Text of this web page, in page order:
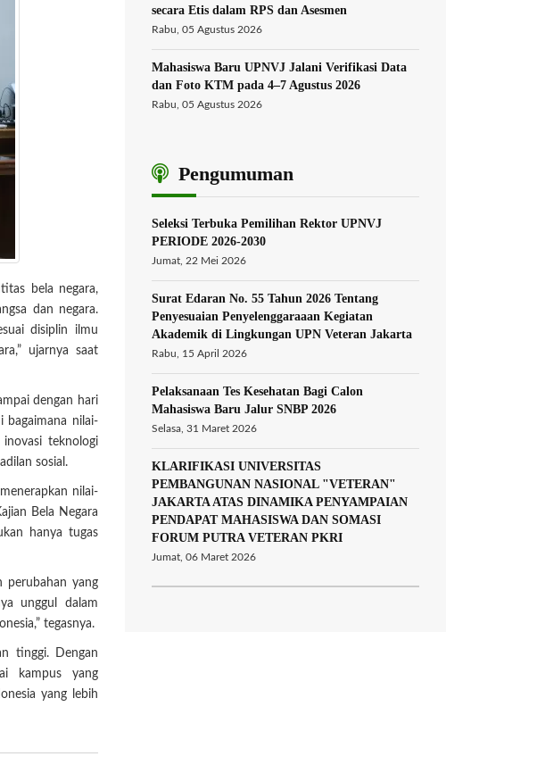
bela negara,
dan negara.
disiplin ilmu
ujarnya saat
dengan hari
bagaimana nilai-
teknologi
sosial.
nilai-
Bela Negara
hanya tugas
perubahan yang
unggul dalam
tegasnya.
tinggi. Dengan
kampus yang
yang lebih
secara Etis dalam RPS dan Asesmen
Rabu, 05 Agustus 2026
Mahasiswa Baru UPNVJ Jalani Verifikasi Data
dan Foto KTM pada 4–7 Agustus 2026
Rabu, 05 Agustus 2026
Pengumuman
Seleksi Terbuka Pemilihan Rektor UPNVJ
PERIODE 2026-2030
Jumat, 22 Mei 2026
Surat Edaran No. 55 Tahun 2026 Tentang
Penyesuaian Penyelenggaraaan Kegiatan
Akademik di Lingkungan UPN Veteran Jakarta
Rabu, 15 April 2026
Pelaksanaan Tes Kesehatan Bagi Calon
Mahasiswa Baru Jalur SNBP 2026
Selasa, 31 Maret 2026
KLARIFIKASI UNIVERSITAS
PEMBANGUNAN NASIONAL "VETERAN"
JAKARTA ATAS DINAMIKA PENYAMPAIAN
PENDAPAT MAHASISWA DAN SOMASI
FORUM PUTRA VETERAN PKRI
Jumat, 06 Maret 2026